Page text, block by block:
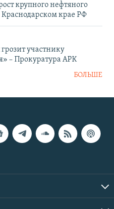
крупного нефтяного
Краснодарском крае РФ
участнику
– Прокуратура АРК
БОЛЬШЕ